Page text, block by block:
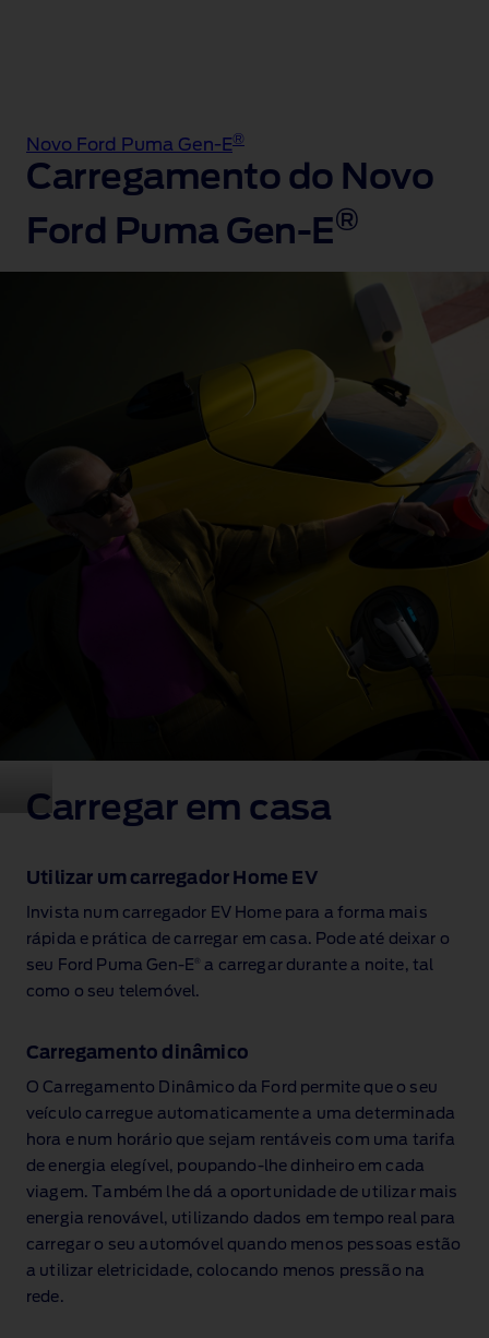
Novo Ford Puma Gen-E®
Carregamento do Novo
Ford Puma Gen-E®
Carregar em casa
Utilizar um carregador Home EV
Invista num carregador EV Home para a forma mais
rápida e prática de carregar em casa. Pode até deixar o
seu Ford Puma Gen‑E
a carregar durante a noite, tal
como o seu telemóvel.
Carregamento dinâmico
O Carregamento Dinâmico da Ford permite que o seu
veículo carregue automaticamente a uma determinada
hora e num horário que sejam rentáveis com uma tarifa
de energia elegível, poupando‑lhe dinheiro em cada
viagem. Também lhe dá a oportunidade de utilizar mais
energia renovável, utilizando dados em tempo real para
carregar o seu automóvel quando menos pessoas estão
a utilizar eletricidade, colocando menos pressão na
rede.